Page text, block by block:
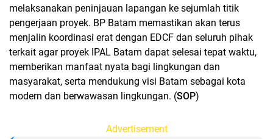
melaksanakan peninjauan lapangan ke sejumlah titik
pengerjaan proyek. BP Batam memastikan akan terus
menjalin koordinasi erat dengan EDCF dan seluruh pihak
terkait agar proyek IPAL Batam dapat selesai tepat waktu,
memberikan manfaat nyata bagi lingkungan dan
masyarakat, serta mendukung visi Batam sebagai kota
modern dan berwawasan lingkungan. (SOP)
Advertisement